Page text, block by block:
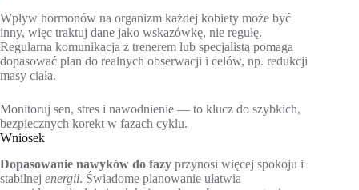
Wpływ hormonów na organizm każdej kobiety może być
inny, więc traktuj dane jako wskazówkę, nie regułę.
Regularna komunikacja z trenerem lub specjalistą pomaga
dopasować plan do realnych obserwacji i celów, np. redukcji
masy ciała.
Monitoruj sen, stres i nawodnienie — to klucz do szybkich,
bezpiecznych korekt w fazach cyklu.
Wniosek
Dopasowanie nawyków do fazy przynosi więcej spokoju i
stabilnej energii. Świadome planowanie ułatwia